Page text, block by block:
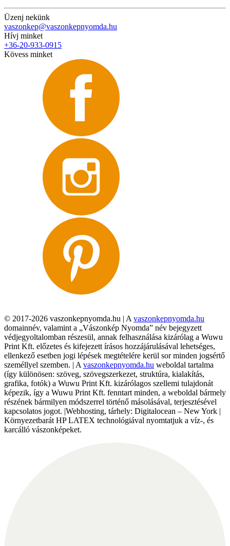
Üzenj nekünk
vaszonkep@vaszonkepnyomda.hu
Hívj minket
+36-20-933-0915
Kövess minket
© 2017-2026 vaszonkepnyomda.hu | A vaszonkepnyomda.hu
domainnév, valamint a „Vászonkép Nyomda” név bejegyzett
védjegyoltalomban részesül, annak felhasználása kizárólag a Wuwu
Print Kft. előzetes és kifejezett írásos hozzájárulásával lehetséges,
ellenkező esetben jogi lépések megtételére kerül sor minden jogsértő
személlyel szemben. | A vaszonkepnyomda.hu weboldal tartalma
(így különösen: szöveg, szövegszerkezet, struktúra, kialakítás,
grafika, fotók) a Wuwu Print Kft. kizárólagos szellemi tulajdonát
képezik, így a Wuwu Print Kft. fenntart minden, a weboldal bármely
részének bármilyen módszerrel történő másolásával, terjesztésével
kapcsolatos jogot. |Webhosting, tárhely: Digitalocean – New York |
Környezetbarát HP LATEX technológiával nyomtatjuk a víz-, és
karcálló vászonképeket.